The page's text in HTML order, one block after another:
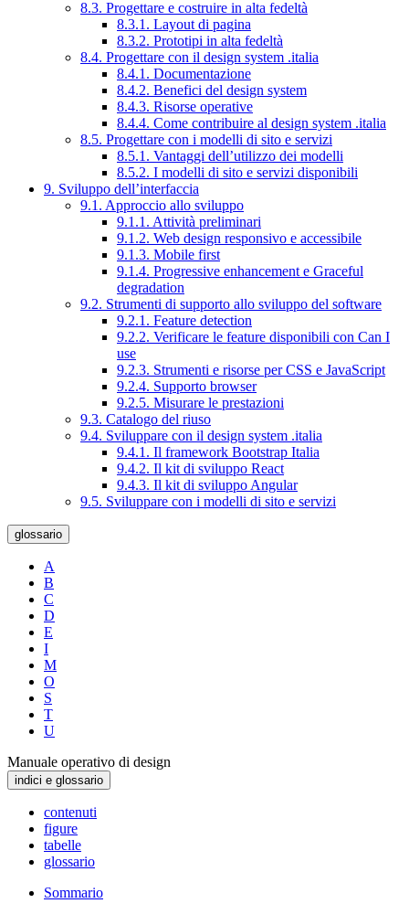
8.3. Progettare e costruire in alta fedeltà
8.3.1. Layout di pagina
8.3.2. Prototipi in alta fedeltà
8.4. Progettare con il design system .italia
8.4.1. Documentazione
8.4.2. Benefici del design system
8.4.3. Risorse operative
8.4.4. Come contribuire al design system .italia
8.5. Progettare con i modelli di sito e servizi
8.5.1. Vantaggi dell’utilizzo dei modelli
8.5.2. I modelli di sito e servizi disponibili
9. Sviluppo dell’interfaccia
9.1. Approccio allo sviluppo
9.1.1. Attività preliminari
9.1.2. Web design responsivo e accessibile
9.1.3. Mobile first
9.1.4. Progressive enhancement e Graceful
degradation
9.2. Strumenti di supporto allo sviluppo del software
9.2.1. Feature detection
9.2.2. Verificare le feature disponibili con Can I
use
9.2.3. Strumenti e risorse per CSS e JavaScript
9.2.4. Supporto browser
9.2.5. Misurare le prestazioni
9.3. Catalogo del riuso
9.4. Sviluppare con il design system .italia
9.4.1. Il framework Bootstrap Italia
9.4.2. Il kit di sviluppo React
9.4.3. Il kit di sviluppo Angular
9.5. Sviluppare con i modelli di sito e servizi
glossario
A
B
C
D
E
I
M
O
S
T
U
Manuale operativo di design
indici e glossario
contenuti
figure
tabelle
glossario
Sommario